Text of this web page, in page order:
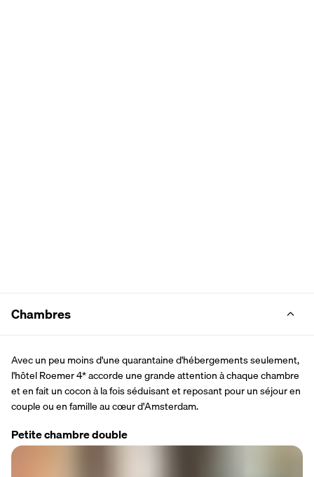
Chambres
Avec un peu moins d'une quarantaine d'hébergements seulement,
l'hôtel Roemer 4* accorde une grande attention à chaque chambre
et en fait un cocon à la fois séduisant et reposant pour un séjour en
couple ou en famille au cœur d'Amsterdam.
Petite chambre double